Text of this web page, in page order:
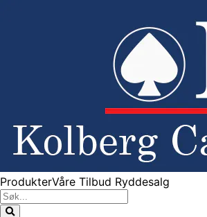
ProdukterVåre Tilbud Ryddesalg